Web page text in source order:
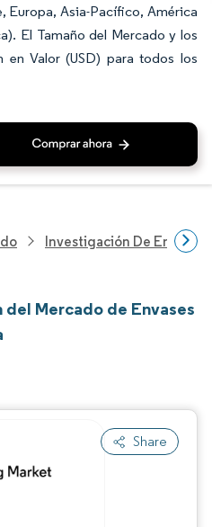
Europa, Asia-Pacífico, América
El Tamaño del Mercado y los
en Valor (USD) para todos los
Investigación De Envases
Mercado de Envases
Share